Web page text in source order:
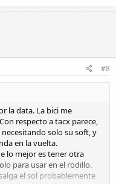
#8
la data. La bici me
respecto a tacx parece,
solo su soft, y
en la vuelta.
lo mejor es tener otra
para usar en el rodillo.
el sol probablemente